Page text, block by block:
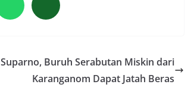
Suparno, Buruh Serabutan Miskin dari
Karanganom Dapat Jatah Beras